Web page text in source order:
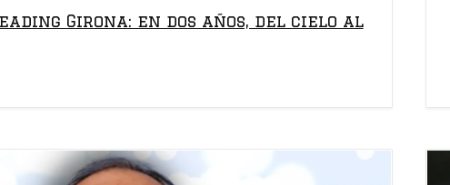
Girona: en dos años, del cielo al